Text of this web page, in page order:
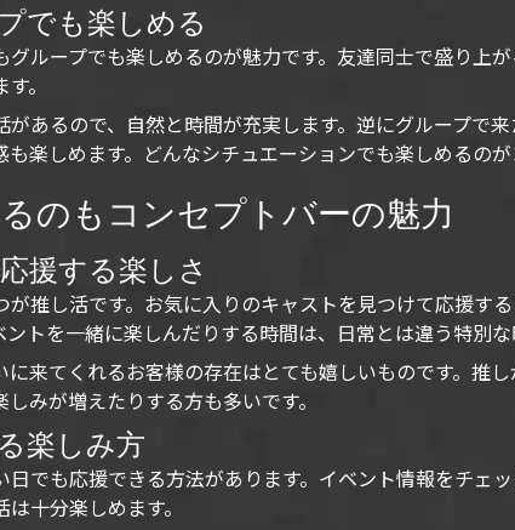
でも楽しめる
グループでも楽しめるのが魅力です。友達同士で盛り上
。
あるので、自然と時間が充実します。逆にグループで
楽しめます。どんなシチュエーションでも楽しめるのが
のもコンセプトバーの魅力
援する楽しさ
が推し活です。お気に入りのキャストを見つけて応援す
トを一緒に楽しんだりする時間は、日常とは違う特別な
来てくれるお客様の存在はとても嬉しいものです。推
みが増えたりする方も多いです。
楽しみ方
でも応援できる方法があります。イベント情報をチェ
十分楽しめます。